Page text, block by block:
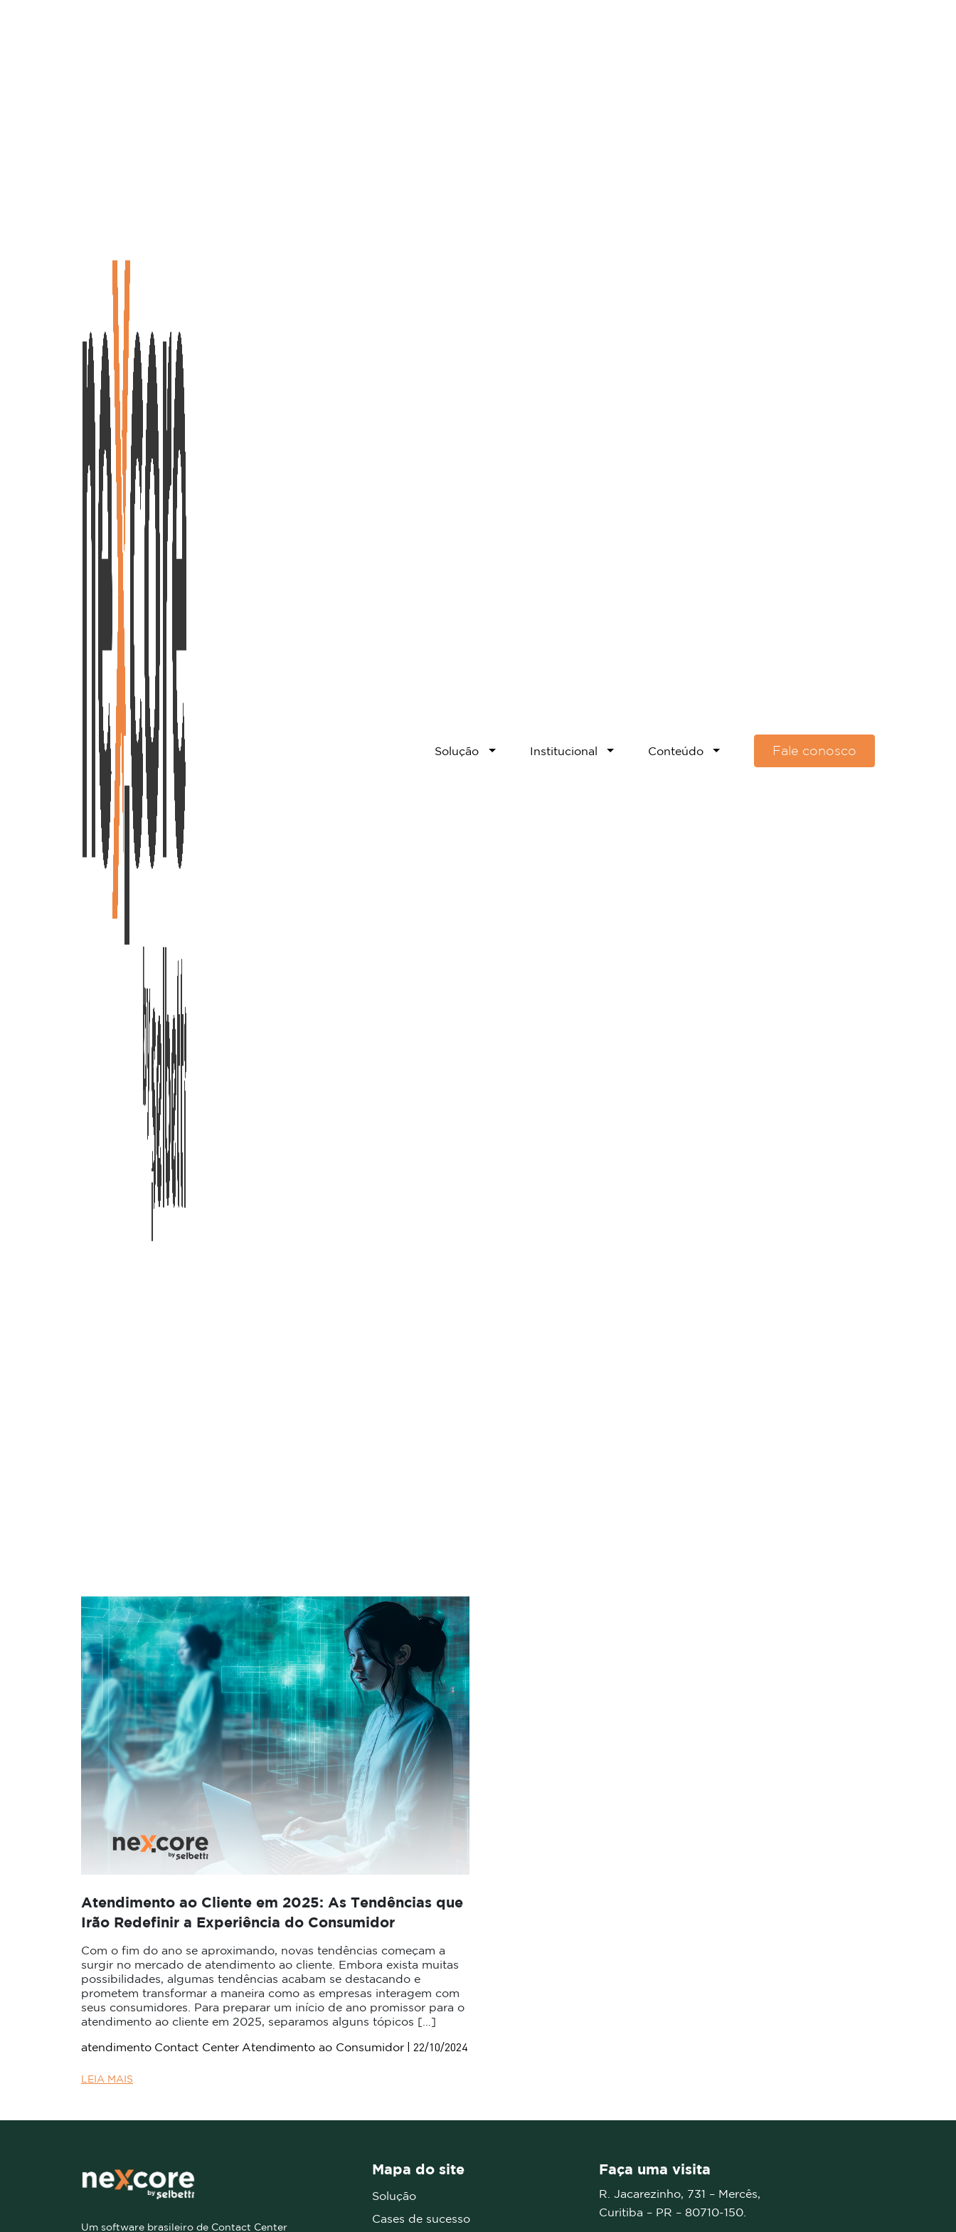
Solução Institucional Conteúdo Fale conosco
Atendimento ao Cliente em 2025: As Tendências que
Irão Redefinir a Experiência do Consumidor
Com o fim do ano se aproximando, novas tendências começam a
surgir no mercado de atendimento ao cliente. Embora exista muitas
possibilidades, algumas tendências acabam se destacando e
prometem transformar a maneira como as empresas interagem com
seus consumidores. Para preparar um início de ano promissor para o
atendimento ao cliente em 2025, separamos alguns tópicos […]
atendimento Contact Center Atendimento ao Consumidor | 22/10/2024
LEIA MAIS
Um software brasileiro de Contact Center
Mapa do site
Solução
Cases de sucesso
Faça uma visita
R. Jacarezinho, 731 – Mercês,
Curitiba – PR – 80710-150.